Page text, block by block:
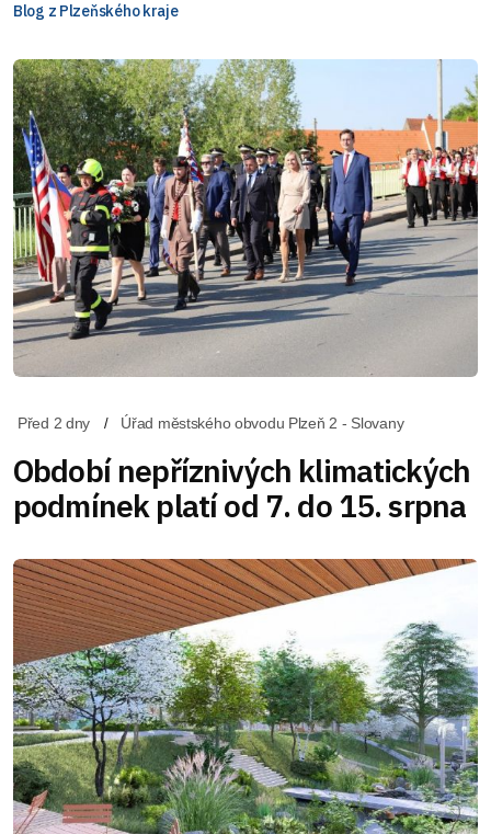
Blog z Plzeňského kraje
Před 2 dny Úřad městského obvodu Plzeň 2 - Slovany
Období nepříznivých klimatických
podmínek platí od 7. do 15. srpna